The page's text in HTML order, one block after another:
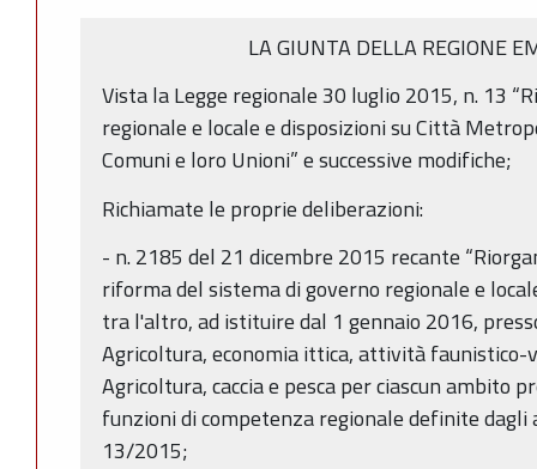
LA GIUNTA DELLA REGIONE
Vista la Legge regionale 30 luglio 2015, n. 13
regionale e locale e disposizioni su Città
Comuni e loro Unioni” e successive modifiche;
Richiamate le proprie deliberazioni:
- n. 2185 del 21 dicembre 2015 recante
riforma del sistema di governo regionale e
tra l'altro, ad istituire dal 1 gennaio 2016,
Agricoltura, economia ittica, attività
Agricoltura, caccia e pesca per ciascun ambito
funzioni di competenza regionale definite dagli
13/2015;